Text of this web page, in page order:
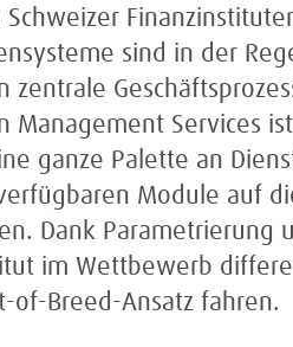
Schweizer
sind in der
zentrale
Management Services
ganze Palette an
Module auf
Dank Parametrierung
im Wettbewerb
of-Breed-Ansatz fahren.